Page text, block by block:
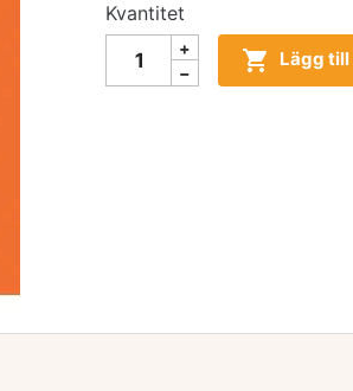
Kvantitet
 Lägg